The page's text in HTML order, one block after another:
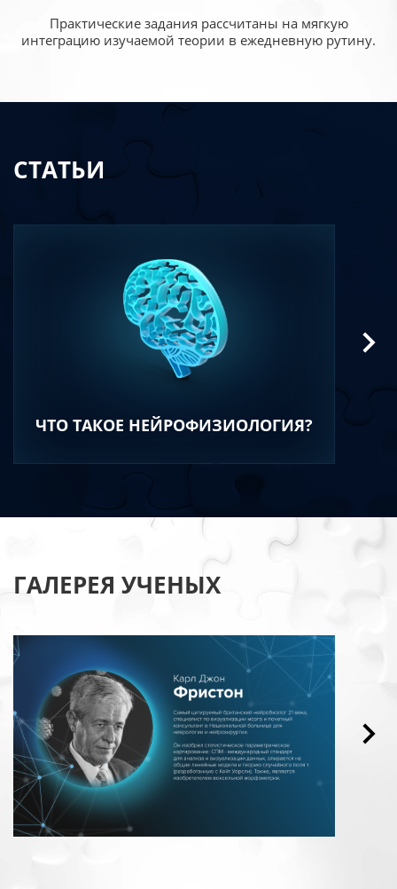
Практические задания рассчитаны на мягкую
интеграцию изучаемой теории в ежедневную рутину.
СТАТЬИ
ЧТО ТАКОЕ НЕЙРОФИЗИОЛОГИЯ?
ГАЛЕРЕЯ УЧЕНЫХ